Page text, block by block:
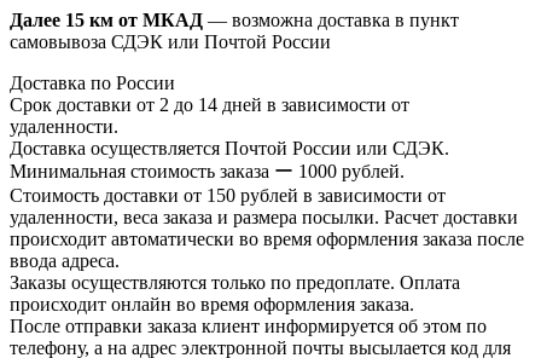
Далее 15 км от МКАД — возможна доставка в пункт
самовывоза СДЭК или Почтой России
Доставка по России
Срок доставки от 2 до 14 дней в зависимости от
удаленности.
Доставка осуществляется Почтой России или СДЭК.
Минимальная стоимость заказа ー 1000 рублей.
Стоимость доставки от 150 рублей в зависимости от
удаленности, веса заказа и размера посылки. Расчет доставки
происходит автоматически во время оформления заказа после
ввода адреса.
Заказы осуществляются только по предоплате. Оплата
происходит онлайн во время оформления заказа.
После отправки заказа клиент информируется об этом по
телефону, а на адрес электронной почты высылается код для